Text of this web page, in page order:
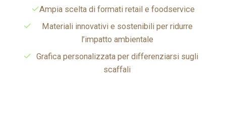
l’impatto ambientale
Grafica personalizzata per differenziarsi sugli
scaffali